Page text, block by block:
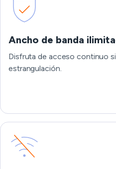
Ancho de banda
Disfruta de acceso continuo
estrangulación.